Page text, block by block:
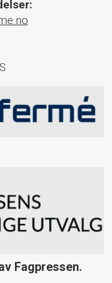
Fagpressen.